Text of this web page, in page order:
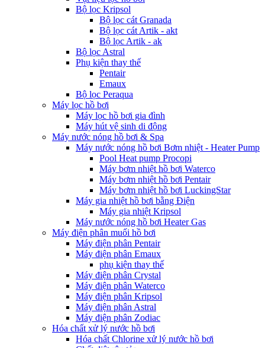
Bộ lọc Kripsol
Bộ lọc cát Granada
Bộ lọc cát Artik - akt
Bộ lọc Artik - ak
Bộ lọc Astral
Phụ kiện thay thế
Pentair
Emaux
Bộ lọc Peraqua
Máy lọc hồ bơi
Máy lọc hồ bơi gia đình
Máy hút vệ sinh di động
Máy nước nóng hồ bơi & Spa
Máy nước nóng hồ bơi Bơm nhiệt - Heater Pump
Pool Heat pump Procopi
Máy bơm nhiệt hồ bơi Waterco
Máy bơm nhiệt hồ bơi Pentair
Máy bơm nhiệt hồ bơi LuckingStar
Máy gia nhiệt hồ bơi bằng Điện
Máy gia nhiệt Kripsol
Máy nước nóng hồ bơi Heater Gas
Máy điện phân muối hồ bơi
Máy điện phân Pentair
Máy điện phân Emaux
phụ kiện thay thế
Máy điện phân Crystal
Máy điện phân Waterco
Máy điện phân Kripsol
Máy điện phân Astral
Máy điện phân Zodiac
Hóa chất xử lý nước hồ bơi
Hóa chất Chlorine xử lý nước hồ bơi